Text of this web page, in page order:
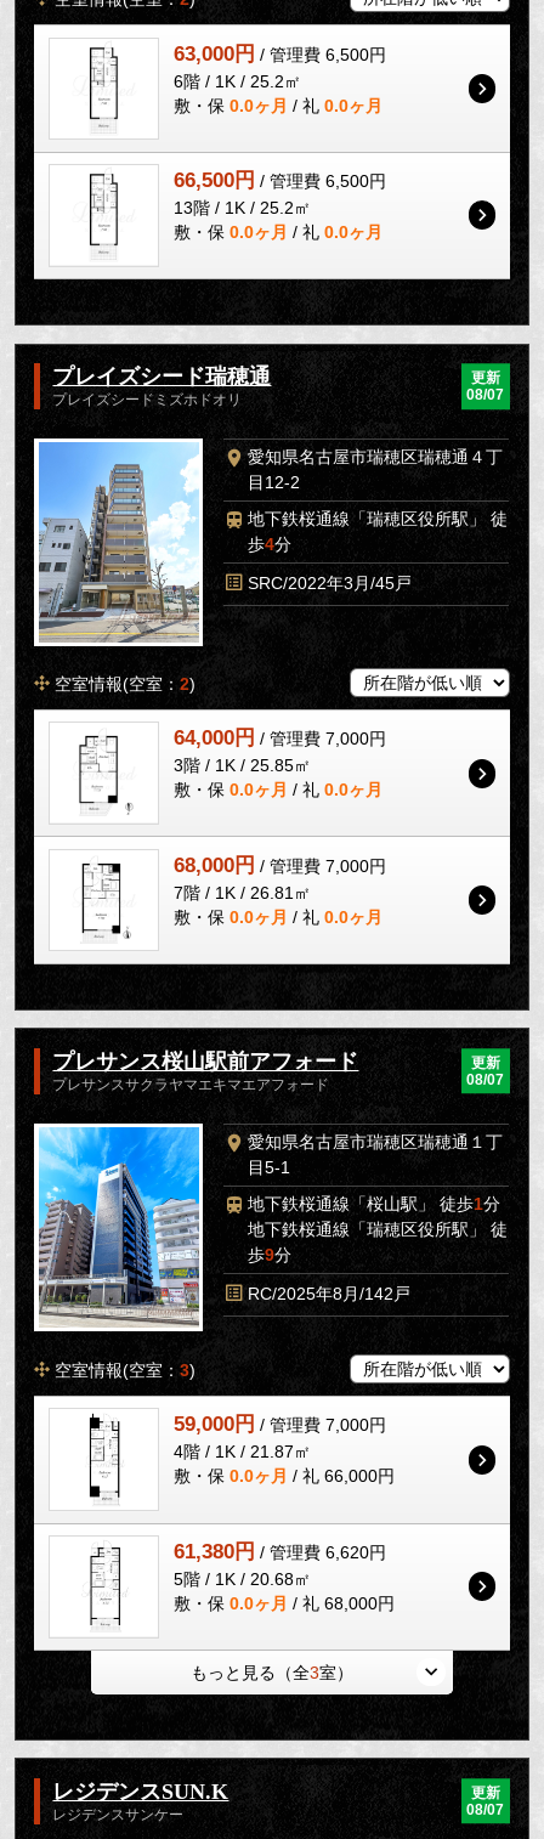
63,000円 / 管理費 6,500円
6階 / 1K / 25.2㎡
敷・保 0.0ヶ月 / 礼 0.0ヶ月
66,500円 / 管理費 6,500円
13階 / 1K / 25.2㎡
敷・保 0.0ヶ月 / 礼 0.0ヶ月
プレイズシード瑞穂通
プレイズシードミズホドオリ
更新
08/07
愛知県名古屋市瑞穂区瑞穂通４丁
目12-2
地下鉄桜通線「瑞穂区役所駅」 徒
歩4分
SRC/2022年3月/45戸
空室情報(空室：2)
64,000円 / 管理費 7,000円
3階 / 1K / 25.85㎡
敷・保 0.0ヶ月 / 礼 0.0ヶ月
68,000円 / 管理費 7,000円
7階 / 1K / 26.81㎡
敷・保 0.0ヶ月 / 礼 0.0ヶ月
プレサンス桜山駅前アフォード
プレサンスサクラヤマエキマエアフォード
更新
08/07
愛知県名古屋市瑞穂区瑞穂通１丁
目5-1
地下鉄桜通線「桜山駅」 徒歩1分
地下鉄桜通線「瑞穂区役所駅」 徒
歩9分
RC/2025年8月/142戸
空室情報(空室：3)
59,000円 / 管理費 7,000円
4階 / 1K / 21.87㎡
敷・保 0.0ヶ月 / 礼 66,000円
61,380円 / 管理費 6,620円
5階 / 1K / 20.68㎡
敷・保 0.0ヶ月 / 礼 68,000円
もっと見る（全3室）
レジデンスSUN.K
レジデンスサンケー
更新
08/07